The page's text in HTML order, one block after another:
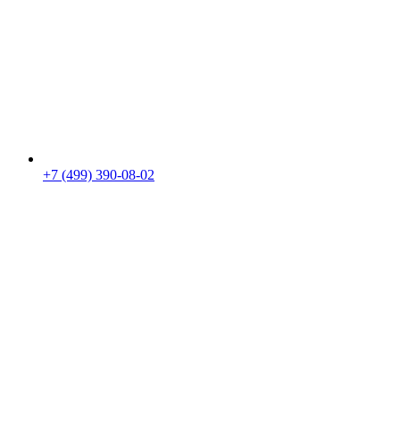
+7 (499) 390-08-02